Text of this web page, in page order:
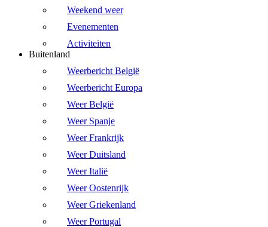
Weekend weer
Evenementen
Activiteiten
Buitenland
Weerbericht België
Weerbericht Europa
Weer België
Weer Spanje
Weer Frankrijk
Weer Duitsland
Weer Italië
Weer Oostenrijk
Weer Griekenland
Weer Portugal